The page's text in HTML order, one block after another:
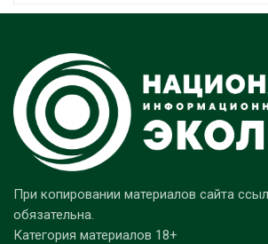
При копировании материалов сайта
обязательна.
Категория материалов 18+